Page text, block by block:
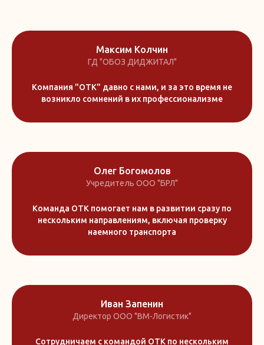
Максим Колчин
ГД "ОБОЗ ДИДЖИТАЛ"
Компания "ОТК" давно с нами, и за это время не
возникло сомнений в их профессионализме
Олег Богомолов
Учредитель ООО "БРЛ"
Команда ОТК помогает нам в развитии сразу по
нескольким направлениям, включая проверку
наемного транспорта
Иван Запенин
Директор ООО "ВМ-Логистик"
Сотрудничаем с командой ОТК по нескольким